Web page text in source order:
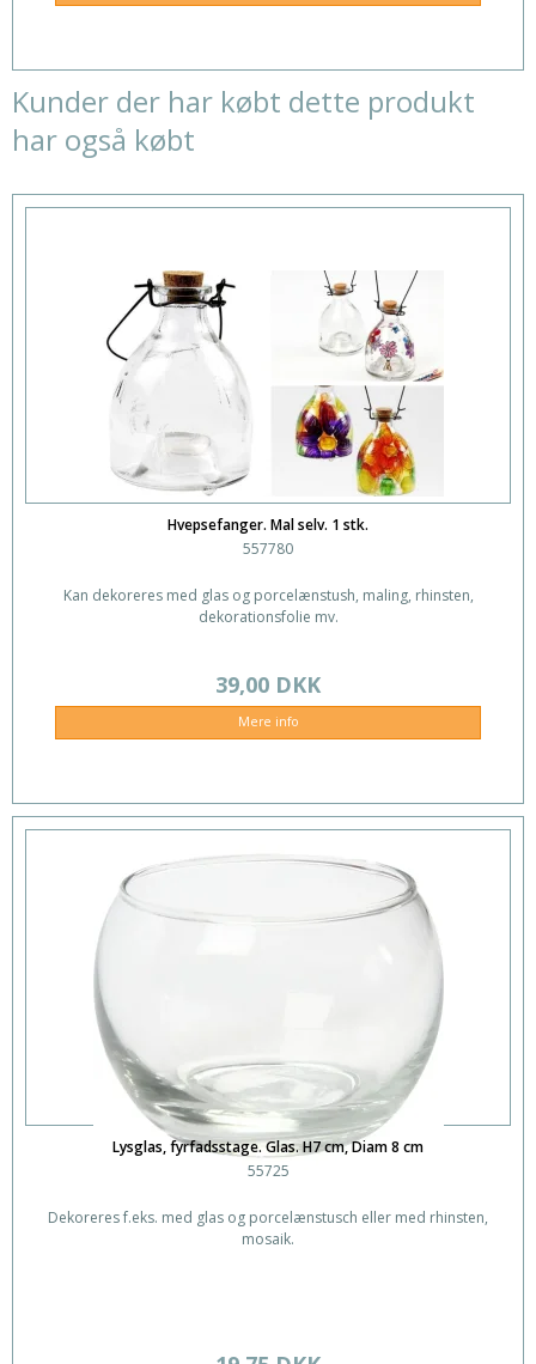
Kunder der har købt dette produkt
har også købt
Hvepsefanger. Mal selv. 1 stk.
557780
Kan dekoreres med glas og porcelænstush, maling, rhinsten,
dekorationsfolie mv.
39,00 DKK
Mere info
Lysglas, fyrfadsstage. Glas. H7 cm, Diam 8 cm
55725
Dekoreres f.eks. med glas og porcelænstusch eller med rhinsten,
mosaik.